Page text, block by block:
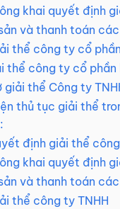
khai quyết định
và thanh toán
thể công ty cổ phần
thể công ty cổ phần
thể Công ty
thủ tục giải thể
định giải thể
khai quyết định
và thanh toán
thể công ty TNHH